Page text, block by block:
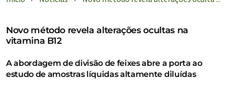
Novo método revela alterações ocultas na
vitamina B12
A abordagem de divisão de feixes abre a porta ao
estudo de amostras líquidas altamente diluídas